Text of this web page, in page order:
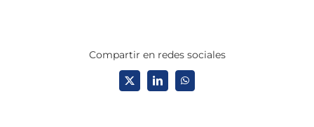
Compartir en redes sociales
X LinkedInWhatsApp